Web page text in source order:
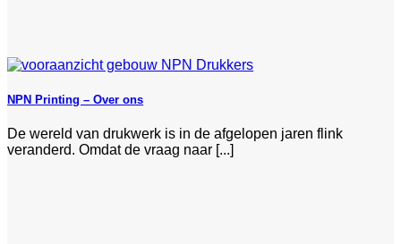
NPN Printing – Over ons
De wereld van drukwerk is in de afgelopen jaren flink
veranderd. Omdat de vraag naar [...]